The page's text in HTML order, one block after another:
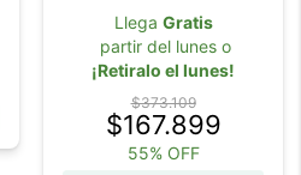
Llega Gratis
partir del lunes o
¡Retiralo el lunes!
$373.109
$167.899
55% OFF